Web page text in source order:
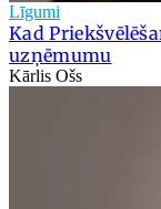
Līgumi
Kad
uzņēmumu
Kārlis Ošs